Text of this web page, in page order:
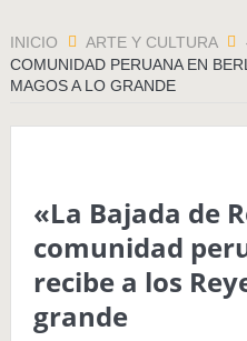
INICIO ARTE Y CULTURA
COMUNIDAD PERUANA EN
MAGOS A LO GRANDE
«La Bajada de
comunidad
recibe a los
grande